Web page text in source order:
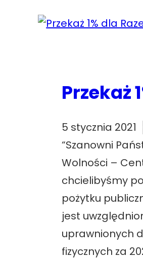
Przekaż
5 stycznia 2021
“Szanowni
Wolności –
chcielibyśmy
pożytku
jest
uprawnionych
fizycznych za